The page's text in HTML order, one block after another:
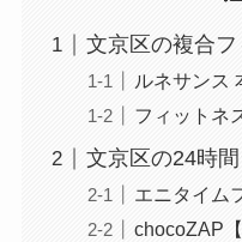
文京区の複合
ルネサンス
フィットネ
文京区の24時
エニタイム
chocoZAP【